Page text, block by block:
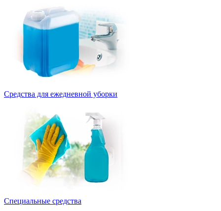
Средства для ежедневной уборки
Специальные средства